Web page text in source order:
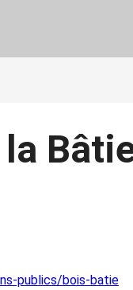
publics/bois-batie